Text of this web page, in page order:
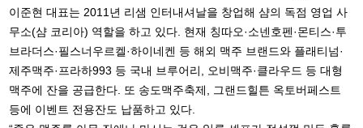
이준현 대표는 2011년 리샘 인터내셔날을 창업해 샴의 독점 영업 사
무소(샴 코리아) 역할을 하고 있다. 현재 칭따오·소넨호펜·몬티스·투
브라더스·필스너우르켈·하이네켄 등 해외 맥주 브랜드와 플래티넘·
제주맥주·프라하993 등 국내 브루어리, 오비맥주·클라우드 등 대형
맥주에 잔을 공급한다. 또 송도맥주축제, 그랜드힐튼 옥토버페스트
등에 이벤트 전용잔도 납품하고 있다.